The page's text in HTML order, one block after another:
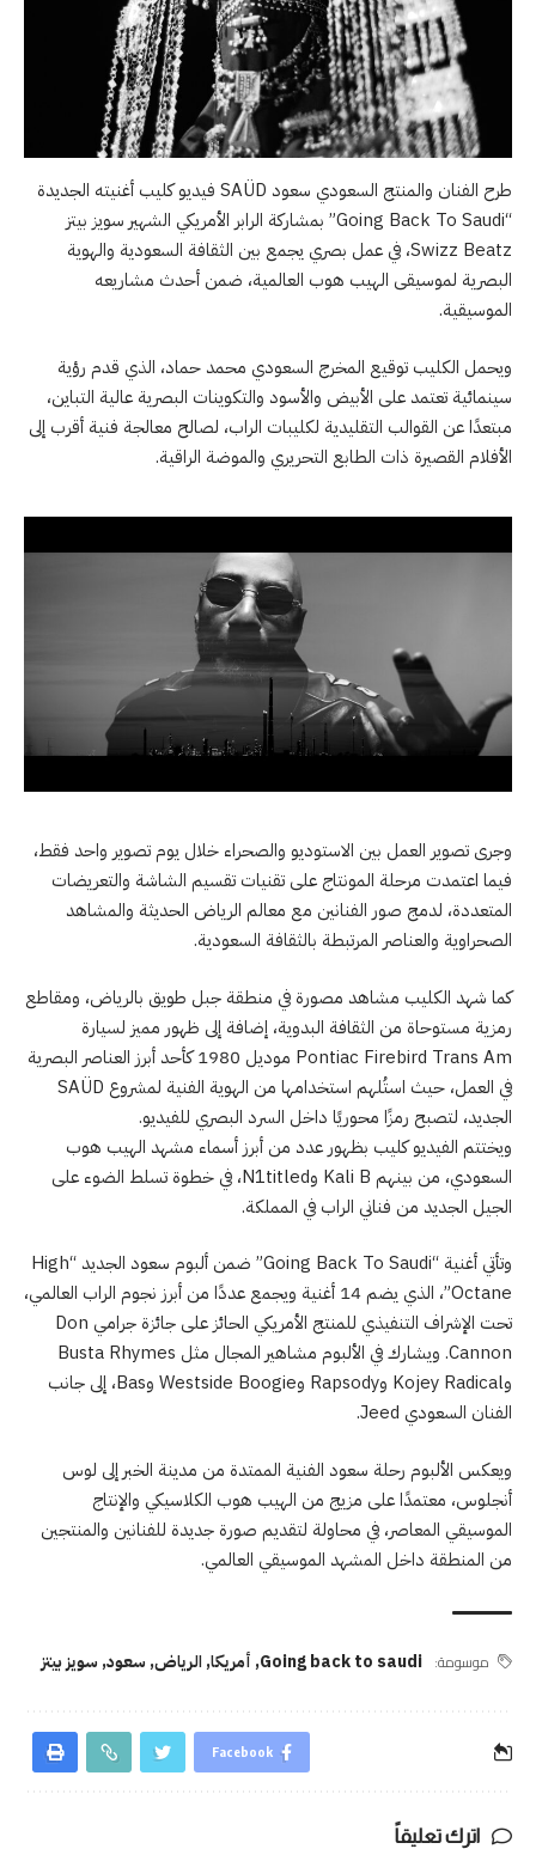
طرح الفنان والمنتج السعودي سعود SAÜD فيديو كليب أغنيته الجديدة
“Going Back To Saudi” بمشاركة الرابر الأمريكي الشهير سويز بيتز
Swizz Beatz، في عمل بصري يجمع بين الثقافة السعودية والهوية
البصرية لموسيقى الهيب هوب العالمية، ضمن أحدث مشاريعه
الموسيقية.
ويحمل الكليب توقيع المخرج السعودي محمد حماد، الذي قدم رؤية
سينمائية تعتمد على الأبيض والأسود والتكوينات البصرية عالية التباين،
مبتعدًا عن القوالب التقليدية لكليبات الراب، لصالح معالجة فنية أقرب إلى
الأفلام القصيرة ذات الطابع التحريري والموضة الراقية.
وجرى تصوير العمل بين الاستوديو والصحراء خلال يوم تصوير واحد فقط،
فيما اعتمدت مرحلة المونتاج على تقنيات تقسيم الشاشة والتعريضات
المتعددة، لدمج صور الفنانين مع معالم الرياض الحديثة والمشاهد
الصحراوية والعناصر المرتبطة بالثقافة السعودية.
كما شهد الكليب مشاهد مصورة في منطقة جبل طويق بالرياض، ومقاطع
رمزية مستوحاة من الثقافة البدوية، إضافة إلى ظهور مميز لسيارة
Pontiac Firebird Trans Am موديل 1980 كأحد أبرز العناصر البصرية
في العمل، حيث استُلهم استخدامها من الهوية الفنية لمشروع SAÜD
الجديد، لتصبح رمزًا محوريًا داخل السرد البصري للفيديو.
ويختتم الفيديو كليب بظهور عدد من أبرز أسماء مشهد الهيب هوب
السعودي، من بينهم Kali B وN1titled، في خطوة تسلط الضوء على
الجيل الجديد من فناني الراب في المملكة.
وتأتي أغنية “Going Back To Saudi” ضمن ألبوم سعود الجديد “High
Octane”، الذي يضم 14 أغنية ويجمع عددًا من أبرز نجوم الراب العالمي،
تحت الإشراف التنفيذي للمنتج الأمريكي الحائز على جائزة جرامي Don
Cannon. ويشارك في الألبوم مشاهير المجال مثل Busta Rhymes
وKojey Radical وRapsody وWestside Boogie وBas، إلى جانب
الفنان السعودي Jeed.
ويعكس الألبوم رحلة سعود الفنية الممتدة من مدينة الخبر إلى لوس
أنجلوس، معتمدًا على مزيج من الهيب هوب الكلاسيكي والإنتاج
الموسيقي المعاصر، في محاولة لتقديم صورة جديدة للفنانين والمنتجين
من المنطقة داخل المشهد الموسيقي العالمي.
موسومة: Going back to saudi
, أمريكا,الرياض, سعود, سويز بيتز
Facebook
اترك تعليقاً